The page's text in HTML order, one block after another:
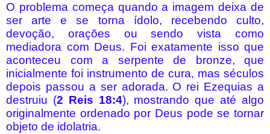
O problema começa quando a imagem deixa de
ser arte e se torna ídolo, recebendo culto,
devoção, orações ou sendo vista como
mediadora com Deus. Foi exatamente isso que
aconteceu com a serpente de bronze, que
inicialmente foi instrumento de cura, mas séculos
depois passou a ser adorada. O rei Ezequias a
destruiu (2 Reis 18:4), mostrando que até algo
originalmente ordenado por Deus pode se tornar
objeto de idolatria.